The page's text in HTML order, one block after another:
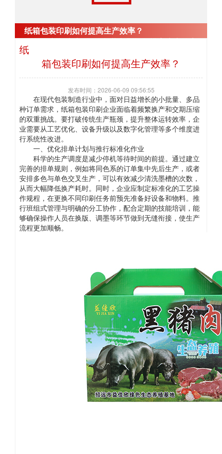
纸箱包装印刷如何提高生产效率？
首页>新闻中心>纸箱包装印刷如何提高生产效率？
纸
箱包装印刷如何提高生产效率？
发布时间：2026-06-09 09:56:55
在现代包装制造行业中，面对日益增长的小批量、多品
种订单需求，纸箱包装印刷企业面临着频繁换产和交期压缩
的双重挑战。要打破传统生产瓶颈，提升整体运转效率，企
业需要从工艺优化、设备升级以及数字化管理等多个维度进
行系统性改进。
一、优化排单计划与推行标准化作业
科学的生产调度是减少停机等待时间的前提。通过建立
完善的排单规则，例如将同色系的订单集中先后生产，或者
安排多色与单色交叉生产，可以有效减少清洗墨槽的次数，
从而大幅降低换产耗时。同时，企业应制定标准化的工艺操
作规程，在更换不同印刷任务前预先准备好设备和物料。推
行班组式管理与明确的分工协作，配合定期的技能培训，能
够确保操作人员在换版、调墨等环节做到无缝衔接，使生产
流程更加顺畅。